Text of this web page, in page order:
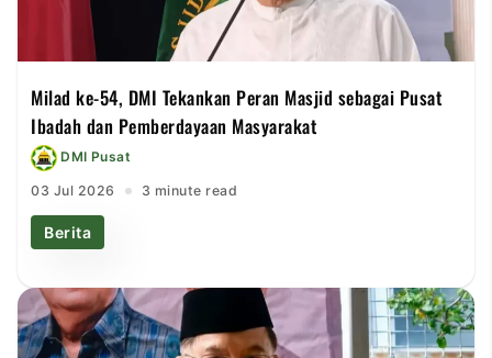
Milad ke-54, DMI Tekankan Peran Masjid sebagai Pusat
Ibadah dan Pemberdayaan Masyarakat
DMI Pusat
03 Jul 2026 3 minute read
Berita